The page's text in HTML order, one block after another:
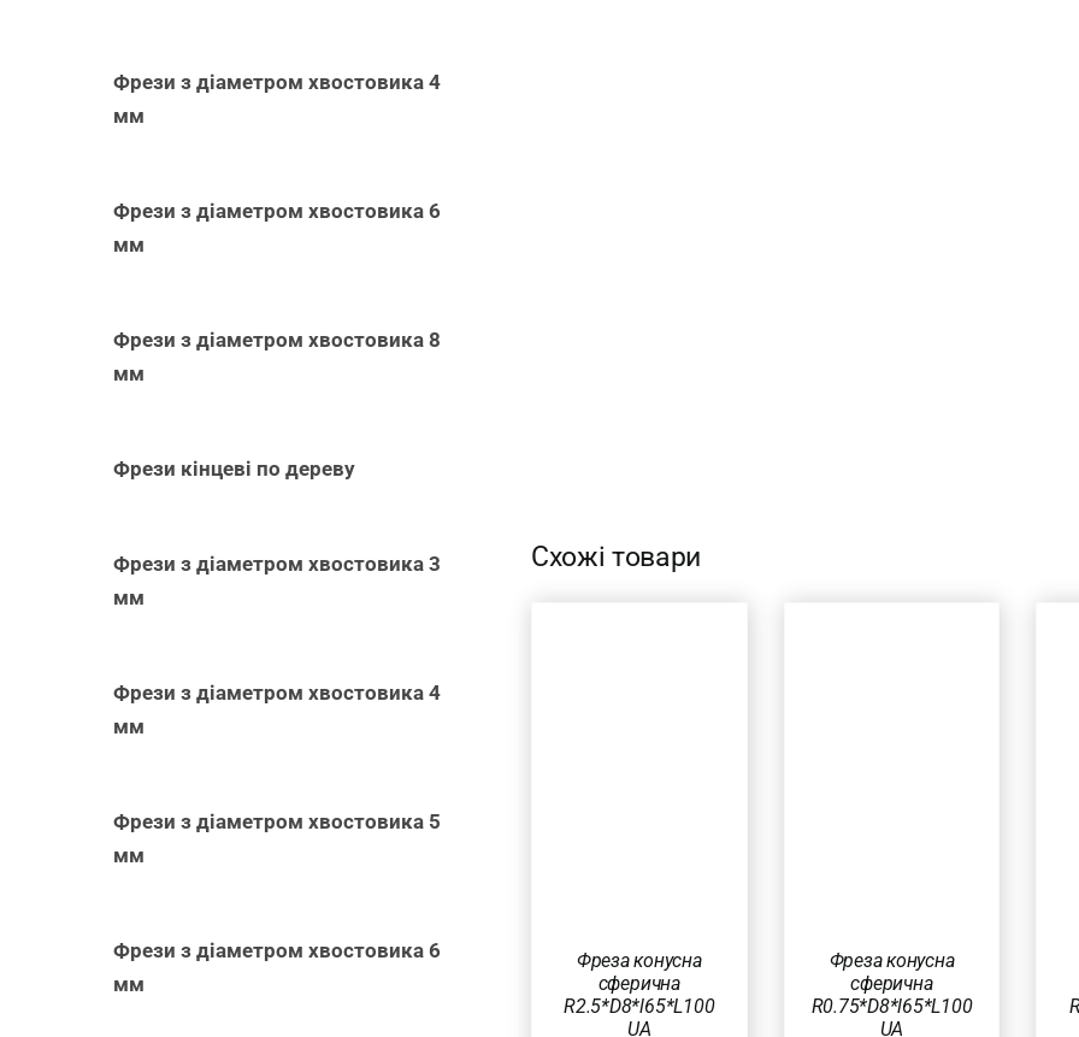
Схожі товари
ПЕРЕГЛЯД
Фреза конусна
сферична
R2.5*D8*l65*L100
UA
Фреза конусна
сферична
R0.75*D8*l65*L100
UA
Фрези з діаметром хвостовика 4
мм
Фрези з діаметром хвостовика 6
мм
Фрези з діаметром хвостовика 8
мм
Фрези кінцеві по дереву
Фрези з діаметром хвостовика 3
мм
Фрези з діаметром хвостовика 4
мм
Фрези з діаметром хвостовика 5
мм
Фрези з діаметром хвостовика 6
мм